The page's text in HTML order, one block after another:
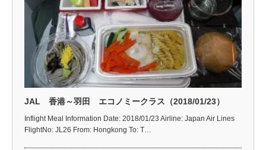
JAL 香港～羽田 エコノミークラス（2018/01/23）
Inflight Meal Information Date: 2018/01/23 Airline: Japan Air Lines
FlightNo: JL26 From: Hongkong To: T…